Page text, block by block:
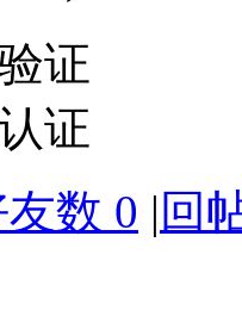
证
证
数 0 | 回